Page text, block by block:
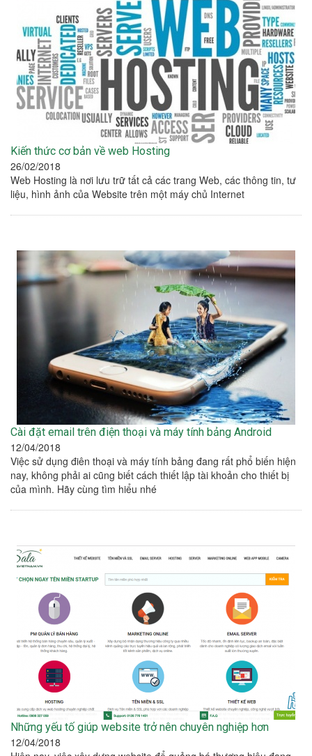
Kiến thức cơ bản về web Hosting
26/02/2018
Web Hosting là nơi lưu trữ tất cả các trang Web, các thông tin, tư
liệu, hình ảnh của Website trên một máy chủ Internet
Cài đặt email trên điện thoại và máy tính bảng Android
12/04/2018
Việc sử dụng điên thoại và máy tính bảng đang rất phổ biến hiện
nay, không phải ai cũng biết cách thiết lập tài khoản cho thiết bị
của mình. Hãy cùng tìm hiểu nhé
Những yếu tố giúp website trở nên chuyên nghiệp hơn
12/04/2018